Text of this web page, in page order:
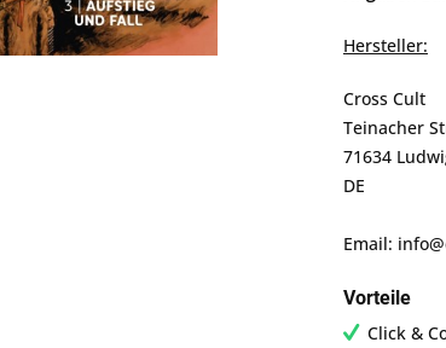
Hersteller:
Cross Cult
Teinacher
71634
DE
Email:
Vorteile
Click &